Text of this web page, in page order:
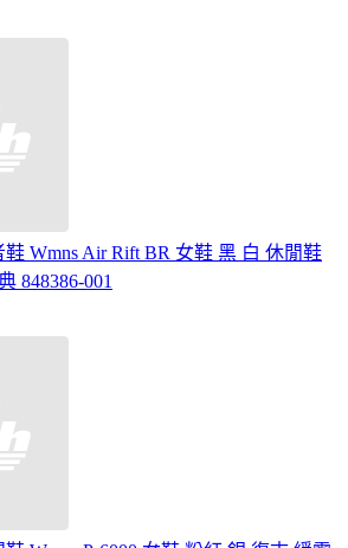
Wmns Air Rift BR 女鞋 黑 白 休閒鞋
848386-001